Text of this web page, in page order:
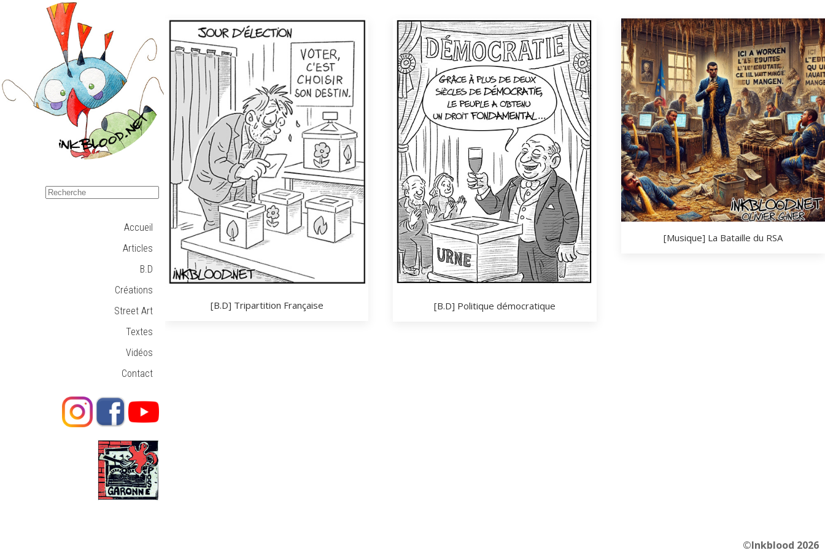
Accueil
Articles
B.D
Créations
Street Art
Textes
Vidéos
Contact
[B.D] Tripartition Française [B.D] Politique démocratique
[Musique] La Bataille du RSA
©Inkblood 2026